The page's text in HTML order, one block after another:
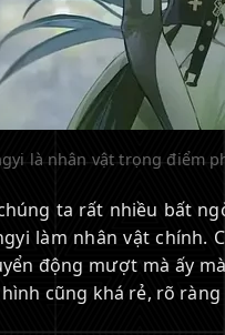
là nhân vật trọng điểm
ta rất nhiều bất
làm nhân vật
động mượt mà ấy
cũng khá rẻ, rõ